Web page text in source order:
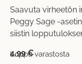
Saavuta virheetön
Peggy Sage -
siistin
4,99€
Loppu varastosta